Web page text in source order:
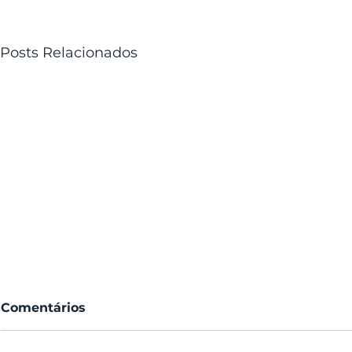
Posts Relacionados
Comentários